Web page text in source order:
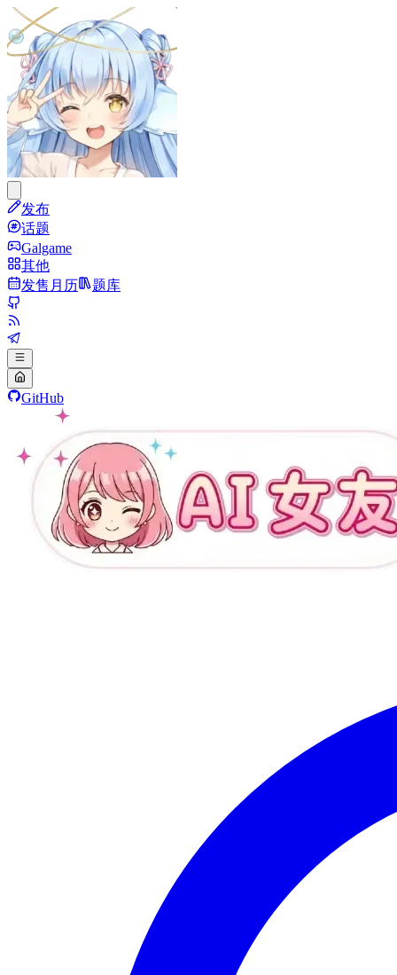
发布
话题
Galgame
其他
发售月历
题库
GitHub